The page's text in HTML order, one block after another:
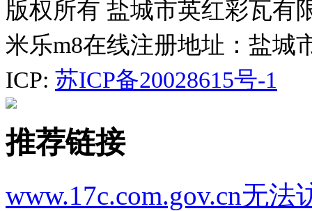
版权所有 盐城市英红彩瓦有
米乐m8在线注册地址：盐城
ICP: 苏ICP备20028615号-1
推荐链接
www.17c.com.gov.cn无